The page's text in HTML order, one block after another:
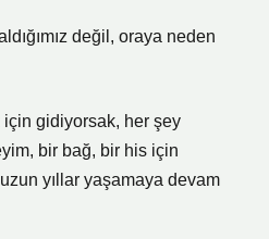
değil, oraya neden
gidiyorsak, her şey
bir bağ, bir his için
uzun yıllar yaşamaya devam